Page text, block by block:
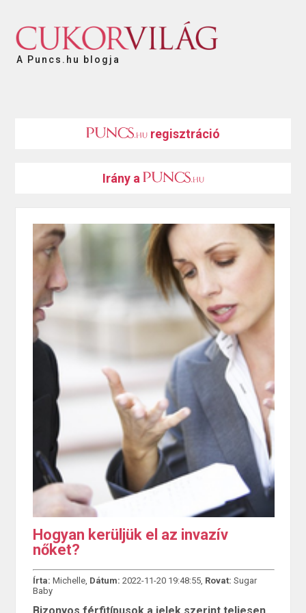
A Puncs.hu blogja
regisztráció
Irány a
Hogyan kerüljük el az invazív
nőket?
Írta: Michelle, Dátum: 2022-11-20 19:48:55, Rovat: Sugar
Baby